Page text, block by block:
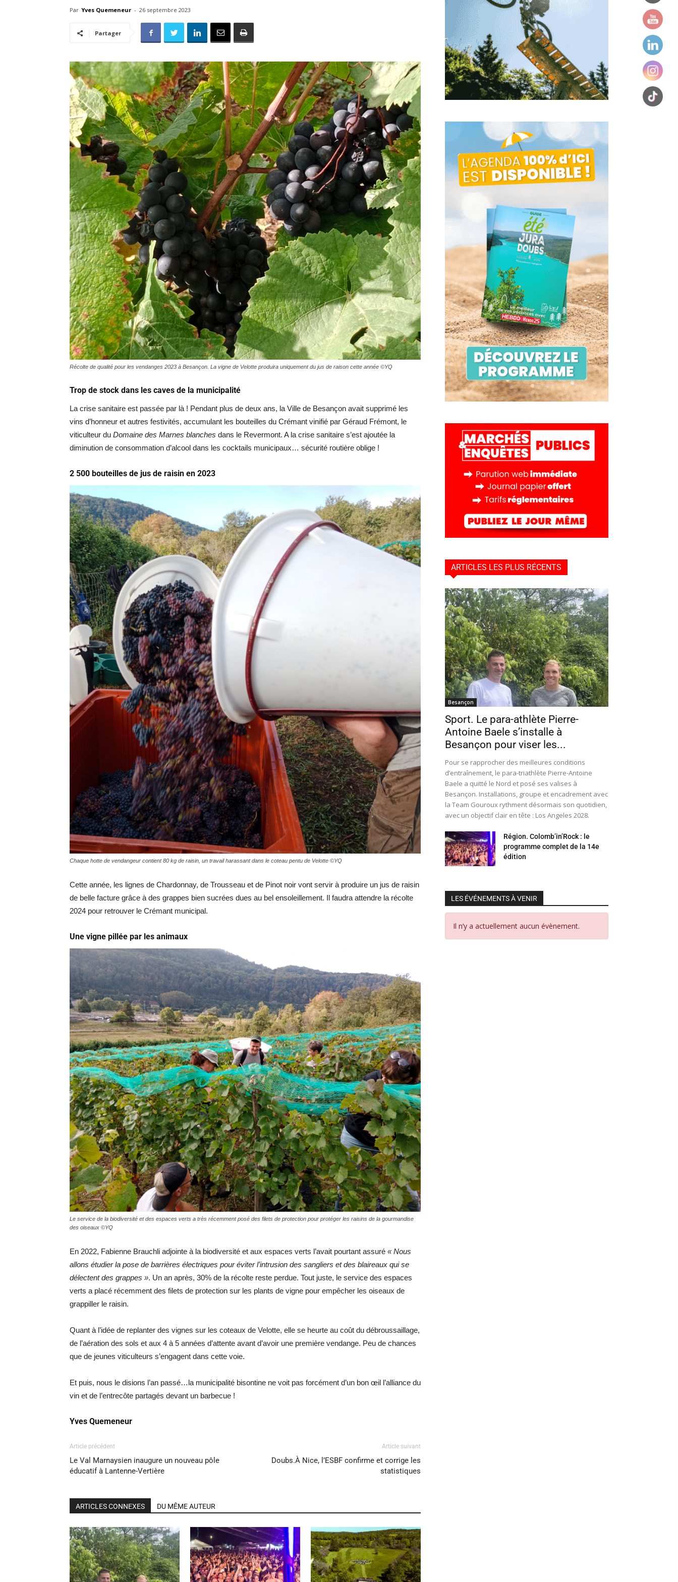
l'info
locale
Hebdo25
Par Yves Quemeneur - 26 septembre 2023
Partager
Récolte de qualité pour les vendanges 2023 à Besançon. La vigne de Velotte produira uniquement du jus de raison cette année ©YQ
Trop de stock dans les caves de la municipalité
La crise sanitaire est passée par là ! Pendant plus de deux ans, la Ville de Besançon avait supprimé les
vins d’honneur et autres festivités, accumulant les bouteilles du Crémant vinifié par Géraud Frémont, le
viticulteur du Domaine des Marnes blanches dans le Revermont. A la crise sanitaire s’est ajoutée la
diminution de consommation d’alcool dans les cocktails municipaux… sécurité routière oblige !
2 500 bouteilles de jus de raisin en 2023
Chaque hotte de vendangeur contient 80 kg de raisin, un travail harassant dans le coteau pentu de Velotte ©YQ
Cette année, les lignes de Chardonnay, de Trousseau et de Pinot noir vont servir à produire un jus de raisin
de belle facture grâce à des grappes bien sucrées dues au bel ensoleillement. Il faudra attendre la récolte
2024 pour retrouver le Crémant municipal.
Une vigne pillée par les animaux
Le service de la biodiversité et des espaces verts a très récemment posé des filets de protection pour protéger les raisins de la gourmandise
des oiseaux ©YQ
En 2022, Fabienne Brauchli adjointe à la biodiversité et aux espaces verts l’avait pourtant assuré « Nous
allons étudier la pose de barrières électriques pour éviter l’intrusion des sangliers et des blaireaux qui se
délectent des grappes ». Un an après, 30% de la récolte reste perdue. Tout juste, le service des espaces
verts a placé récemment des filets de protection sur les plants de vigne pour empêcher les oiseaux de
grappiller le raisin.
Quant à l’idée de replanter des vignes sur les coteaux de Velotte, elle se heurte au coût du débroussaillage,
de l’aération des sols et aux 4 à 5 années d’attente avant d’avoir une première vendange. Peu de chances
que de jeunes viticulteurs s’engagent dans cette voie.
Et puis, nous le disions l’an passé…la municipalité bisontine ne voit pas forcément d’un bon œil l’alliance du
vin et de l’entrecôte partagés devant un barbecue !
Yves Quemeneur
Article précédent
Le Val Marnaysien inaugure un nouveau pôle
éducatif à Lantenne-Vertière
Article suivant
Doubs.À Nice, l’ESBF confirme et corrige les
statistiques
ARTICLES CONNEXES DU MÊME AUTEUR
ARTICLES LES PLUS RÉCENTS
Besançon
Sport. Le para-athlète Pierre-
Antoine Baele s’installe à
Besançon pour viser les...
Pour se rapprocher des meilleures conditions
d’entraînement, le para-triathlète Pierre-Antoine
Baele a quitté le Nord et posé ses valises à
Besançon. Installations, groupe et encadrement avec
la Team Gouroux rythment désormais son quotidien,
avec un objectif clair en tête : Los Angeles 2028.
Région. Colomb’in’Rock : le
programme complet de la 14e
édition
LES ÉVÉNEMENTS À VENIR
Il n’y a actuellement aucun évènement.